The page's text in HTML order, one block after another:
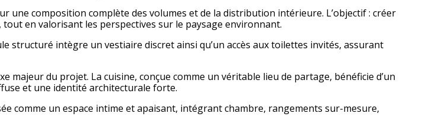
une composition complète des volumes et de la distribution intérieure. L’objectif : créer
en valorisant les perspectives sur le paysage environnant.
structuré intègre un vestiaire discret ainsi qu’un accès aux toilettes invités, assurant
majeur du projet. La cuisine, conçue comme un véritable lieu de partage, bénéficie d’un
et une identité architecturale forte.
comme un espace intime et apaisant, intégrant chambre, rangements sur-mesure,